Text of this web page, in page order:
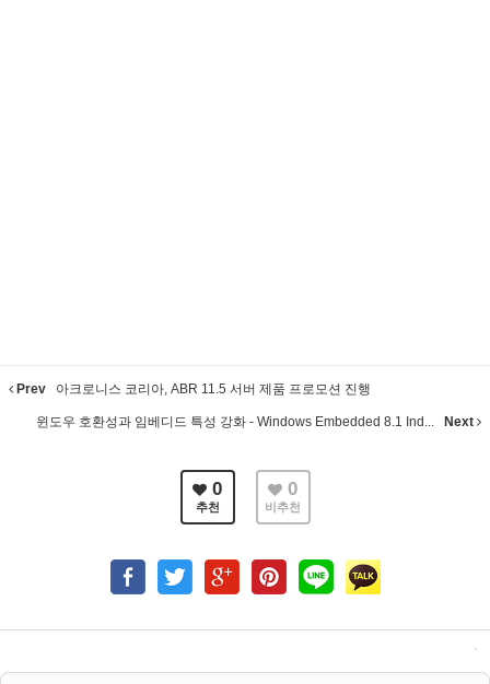
Prev 아크로니스 코리아, ABR 11.5 서버 제품 프로모션 진행
윈도우 호환성과 임베디드 특성 강화 - Windows Embedded 8.1 Ind... Next
0
추천
0
비추천